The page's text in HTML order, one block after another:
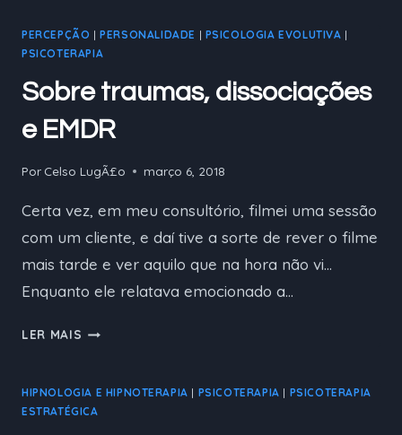
CRISE
EM
CASOS
DE
SUICÍDIO
PERCEPÇÃO |PERSONALIDADE | PSICOLOGIA EVOLUTIVA |
PSICOTERAPIA
Sobre traumas, dissociações
e EMDR
Por Celso LugÃ£o março 6, 2018
Certa vez, em meu consultório, filmei uma sessão
com um cliente, e daí tive a sorte de rever o filme
mais tarde e ver aquilo que na hora não vi…
Enquanto ele relatava emocionado a…
LER MAIS SOBRE
E
EMDR
HIPNOLOGIA E HIPNOTERAPIA | PSICOTERAPIA | PSICOTERAPIA
ESTRATÉGICA